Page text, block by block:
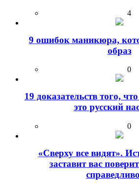
4
9 ошибок маникюра,
образ
0
19 доказательств того,
это русский
0
«Сверху все видят».
заставит вас